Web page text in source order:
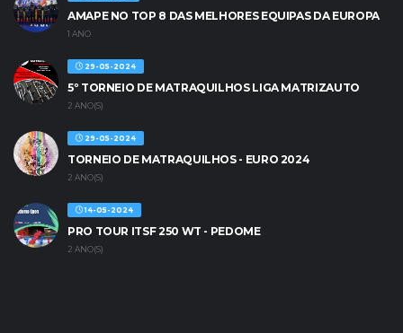
AMAPE NO TOP 8 DAS MELHORES EQUIPAS DA EUROPA
1 ANO
29-05-2024
5º TORNEIO DE MATRAQUILHOS LIGA MATRIZAUTO
2 ANO(S)
29-05-2024
TORNEIO DE MATRAQUILHOS - EURO 2024
2 ANO(S)
14-05-2024
PRO TOUR ITSF 250 WT - PEDOME
2 ANO(S)